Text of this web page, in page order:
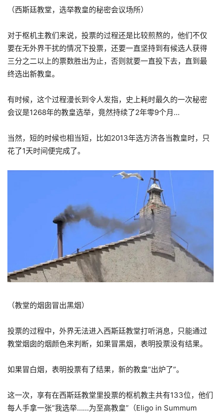
（西斯廷教堂，选举教皇的秘密会议场所）
对于枢机主教们来说，投票的过程还是比较煎熬的，他们不仅
要在无外界干扰的情况下投票，还要一直坚持到有候选人获得
三分之二以上的票数胜出为止，否则就要一直投下去，直到最
终选出新教皇。
有时候，这个过程漫长到令人发指，史上耗时最久的一次秘密
会议是1268年的教皇选举，竟然持续了2年零9个月…
当然，短的时候也相当短，比如2013年选方济各当教皇时，只
花了1天时间便完成了。
（教堂的烟囱冒出黑烟）
投票的过程中，外界无法进入西斯廷教堂打听消息，只能通过
教堂烟囱的烟颜色来判断，如果冒黑烟，表明投票没有结果。
如果冒白烟，表明投票有了结果，新的教皇“出炉了”。
这一次，享有在西斯廷教堂里投票的枢机教主共有133位，他们
每人手拿一张“我选举……为至高教皇”（Eligo in Summum